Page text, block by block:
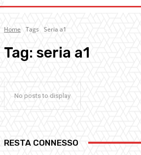
Home Tags Seria a1
Tag: seria a1
No posts to display
RESTA CONNESSO